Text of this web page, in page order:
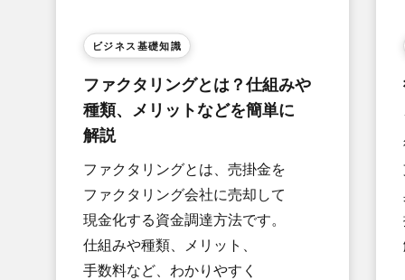
ビジネス基礎知識
ファクタリングとは？​仕組みや​
種類、​メリットなどを​簡単に​
解説
ファクタリングとは、​売掛金を​
ファクタリング会社に​売却して​
現金化する​資金調達方​法です。​
仕組みや​種類、​メリット、​
手数料など、​わかりやすく​